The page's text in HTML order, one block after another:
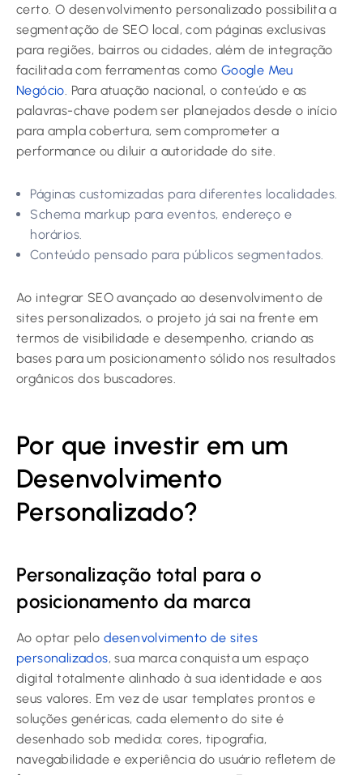
certo. O desenvolvimento personalizado possibilita a
segmentação de SEO local, com páginas exclusivas
para regiões, bairros ou cidades, além de integração
facilitada com ferramentas como Google Meu
Negócio . Para atuação nacional, o conteúdo e as
palavras-chave podem ser planejados desde o início
para ampla cobertura, sem comprometer a
performance ou diluir a autoridade do site.
Páginas customizadas para diferentes localidades.
Schema markup para eventos, endereço e
horários.
Conteúdo pensado para públicos segmentados.
Ao integrar SEO avançado ao desenvolvimento de
sites personalizados, o projeto já sai na frente em
termos de visibilidade e desempenho, criando as
bases para um posicionamento sólido nos resultados
orgânicos dos buscadores.
Por que investir em um
Desenvolvimento
Personalizado?
Personalização total para o
posicionamento da marca
Ao optar pelo desenvolvimento de sites
personalizados, sua marca conquista um espaço
digital totalmente alinhado à sua identidade e aos
seus valores. Em vez de usar templates prontos e
soluções genéricas, cada elemento do site é
desenhado sob medida: cores, tipografia,
navegabilidade e experiência do usuário refletem de